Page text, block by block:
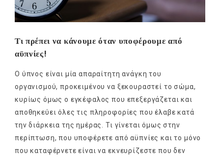
Τι πρέπει να κάνουμε όταν υποφέρουμε από
αϋπνίες!
Ο ύπνος είναι μία απαραίτητη ανάγκη του
οργανισμού, προκειμένου να ξεκουραστεί το σώμα,
κυρίως όμως ο εγκέφαλος που επεξεργάζεται και
αποθηκεύει όλες τις πληροφορίες που έλαβε κατά
την διάρκεια της ημέρας. Τι γίνεται όμως στην
περίπτωση, που υποφέρετε από αϋπνίες και το μόνο
που καταφέρνετε είναι να εκνευρίζεστε που δεν